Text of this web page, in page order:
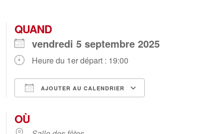
QUAND
vendredi 5 septembre 2025
Heure du 1er départ : 19:00
AJOUTER AU CALENDRIER
OÙ